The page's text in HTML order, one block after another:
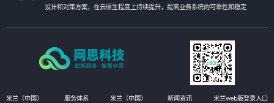
设计和对策方案，在云原生程度上持续提升，提高业务系统的可靠性和稳定
米兰（中国） 服务体系 米兰（中国） 新闻资讯 米兰web版登录入口